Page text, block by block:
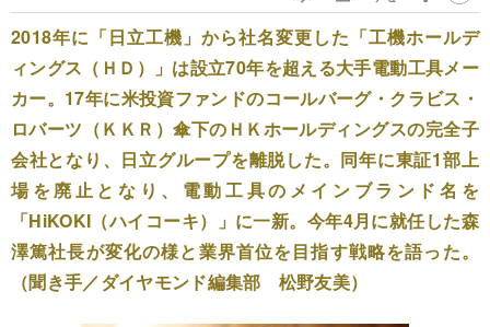
2018年に「日立工機」から社名変更した「工機ホールデ
ィングス（ＨＤ）」は設立70年を超える大手電動工具メー
カー。17年に米投資ファンドのコールバーグ・クラビス・
ロバーツ（ＫＫＲ）傘下のＨＫホールディングスの完全子
会社となり、日立グループを離脱した。同年に東証1部上
場を廃止となり、電動工具のメインブランド名を
「HiKOKI（ハイコーキ）」に一新。今年4月に就任した森
澤篤社長が変化の様と業界首位を目指す戦略を語った。
（聞き手／ダイヤモンド編集部 松野友美）